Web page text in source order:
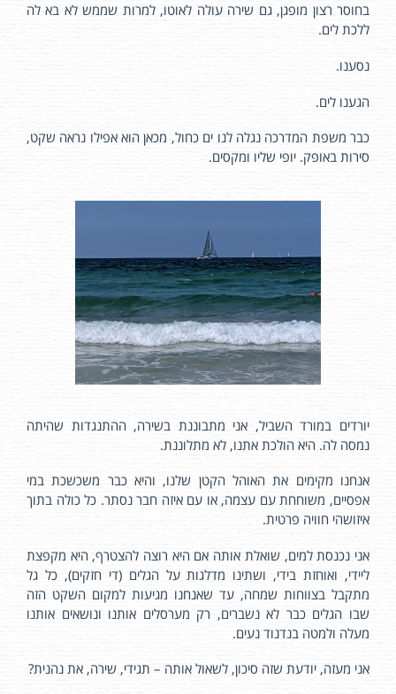
בחוסר רצון מופגן, גם שירה עולה לאוטו, למרות שממש לא בא לה
ללכת לים.
נסענו.
הגענו לים.
כבר משפת המדרכה נגלה לנו ים כחול, מכאן הוא אפילו נראה שקט,
סירות באופק. יופי שליו ומקסים.
יורדים במורד השביל, אני מתבוננת בשירה, ההתנגדות שהיתה
נמסה לה. היא הולכת אתנו, לא מתלוננת.
אנחנו מקימים את האוהל הקטן שלנו, והיא כבר משכשכת במי
אפסיים, משוחחת עם עצמה, או עם איזה חבר נסתר. כל כולה בתוך
איזושהי חוויה פרטית.
אני נכנסת למים, שואלת אותה אם היא רוצה להצטרף, היא מקפצת
ליידי, ואוחזת בידי, ושתינו מדלגות על הגלים (די חזקים), כל גל
מתקבל בצווחות שמחה, עד שאנחנו מגיעות למקום השקט הזה
שבו הגלים כבר לא נשברים, רק מערסלים אותנו ונושאים אותנו
מעלה ולמטה בנדנוד נעים.
אני מעזה, יודעת שזה סיכון, לשאול אותה – תגידי, שירה, את נהנית?